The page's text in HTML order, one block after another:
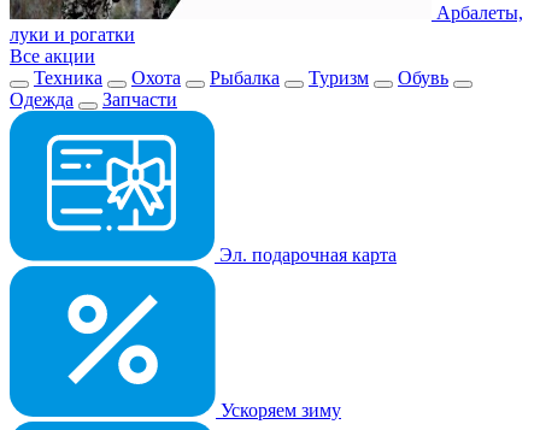
Арбалеты,
луки и рогатки
Все акции
Техника
Охота Рыбалка Туризм
Обувь
Одежда
Запчасти
Эл. подарочная карта
Ускоряем зиму